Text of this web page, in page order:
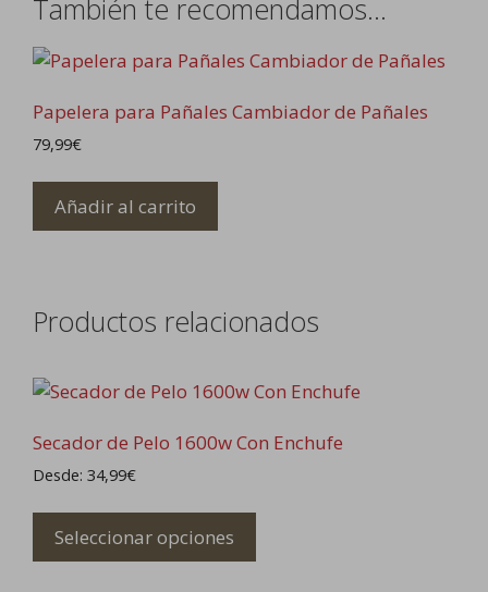
También te recomendamos…
Papelera para Pañales Cambiador de Pañales
79,99€
Añadir al carrito
Productos relacionados
Secador de Pelo 1600w Con Enchufe
Desde: 34,99€
Seleccionar opciones
Este
tiene